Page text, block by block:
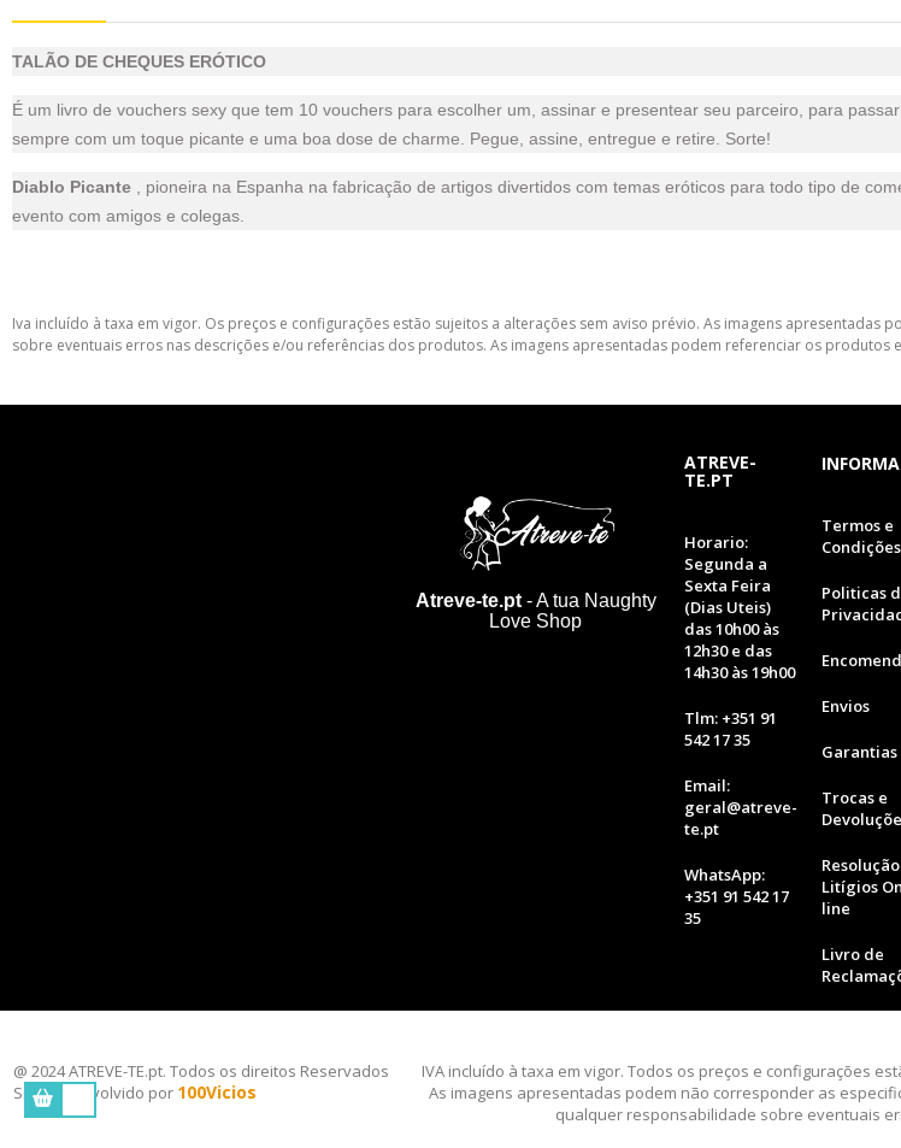
TALÃO DE CHEQUES ERÓTICO
É um livro de vouchers sexy que tem 10 vouchers para escolher um, assinar e presentear seu parceiro, para
sempre com um toque picante e uma boa dose de charme. Pegue, assine, entregue e retire. Sorte!
Diablo Picante , pioneira na Espanha na fabricação de artigos divertidos com temas eróticos para todo tipo de
evento com amigos e colegas.
Iva incluído à taxa em vigor. Os preços e configurações estão sujeitos a alterações sem aviso prévio. As imagens
sobre eventuais erros nas descrições e/ou referências dos produtos. As imagens apresentadas podem referenciar os
Atreve-te.pt- A tua Naughty
Love Shop
ATREVE-
TE.PT
Horario:
Segunda a
Sexta Feira
(Dias Uteis)
das 10h00 às
12h30 e das
14h30 às 19h00
Tlm: +351 91
542 17 35
Email:
geral@atreve-
te.pt
WhatsApp:
+351 91 542 17
35
Termos e
Condições
Politicas
Envios
Garantias
Trocas e
Litígios
line
Livro de
@ 2024 ATREVE-TE.pt. Todos os direitos Reservados
Site desenvolvido por 100Vicios
IVA incluído à taxa em vigor. Todos os preços e configurações
As imagens apresentadas podem não corresponder as
qualquer responsabilidade sobre eventuais